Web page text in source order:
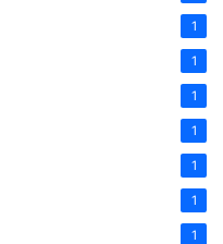
1
1
1
1
1
1
1